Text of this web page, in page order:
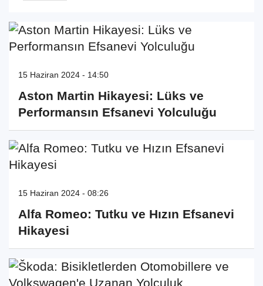
15 Haziran 2024 - 14:50
Aston Martin Hikayesi: Lüks ve
Performansın Efsanevi Yolculuğu
15 Haziran 2024 - 08:26
Alfa Romeo: Tutku ve Hızın Efsanevi
Hikayesi